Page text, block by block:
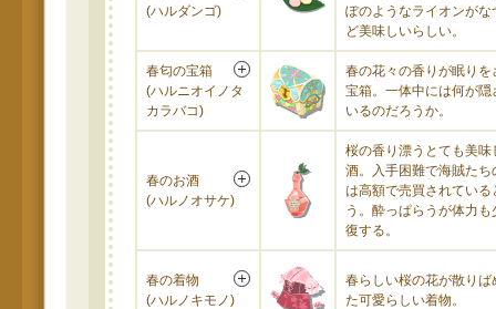
(ハルダンゴ)
ぽのようなライオンがな
ど美味しいらしい。
春匂の宝箱
(ハルニオイノタ
カラバコ)
春の花々の香りが眠りを
宝箱。一体中には何が隠
いるのだろうか。
春のお酒
(ハルノオサケ)
桜の香り漂うとても美味
酒。入手困難で海賊たち
は高額で売買されている
う。酔っぱらうが体力も
復する。
春の着物
(ハルノキモノ)
春らしい桜の花が散りば
た可愛らしい着物。